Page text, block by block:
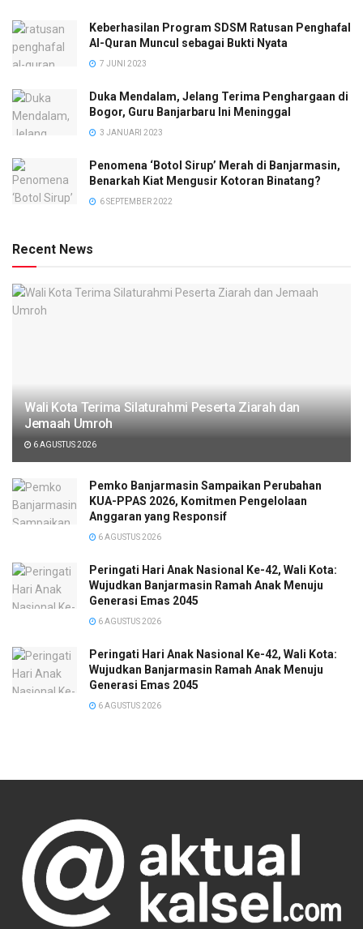
Keberhasilan Program SDSM Ratusan Penghafal
Al-Quran Muncul sebagai Bukti Nyata
7 JUNI 2023
Duka Mendalam, Jelang Terima Penghargaan di
Bogor, Guru Banjarbaru Ini Meninggal
3 JANUARI 2023
Penomena ‘Botol Sirup’ Merah di Banjarmasin,
Benarkah Kiat Mengusir Kotoran Binatang?
6 SEPTEMBER 2022
Recent News
Wali Kota Terima Silaturahmi Peserta Ziarah dan
Jemaah Umroh
6 AGUSTUS 2026
Pemko Banjarmasin Sampaikan Perubahan
KUA-PPAS 2026, Komitmen Pengelolaan
Anggaran yang Responsif
6 AGUSTUS 2026
Peringati Hari Anak Nasional Ke-42, Wali Kota:
Wujudkan Banjarmasin Ramah Anak Menuju
Generasi Emas 2045
6 AGUSTUS 2026
Peringati Hari Anak Nasional Ke-42, Wali Kota:
Wujudkan Banjarmasin Ramah Anak Menuju
Generasi Emas 2045
6 AGUSTUS 2026